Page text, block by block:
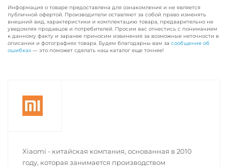
Информация о товаре предоставлена для ознакомления и не является
публичной офертой. Производители оставляют за собой право изменять
внешний вид, характеристики и комплектацию товара, предварительно не
уведомляя продавцов и потребителей. Просим вас отнестись с пониманием
к данному факту и заранее приносим извинения за возможные неточности в
описании и фотографиях товара. Будем благодарны вам за сообщение об
ошибках — это поможет сделать наш каталог еще точнее!
Xiaomi - китайская компания, основанная в 2010
году, которая занимается производством